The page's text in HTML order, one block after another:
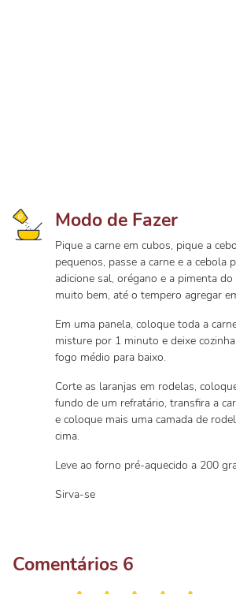
Modo de Fazer
Pique a carne em cubos, pique a
pequenos, passe a carne e a cebola
adicione sal, orégano e a pimenta
muito bem, até o tempero agregar
Em uma panela, coloque toda a
misture por 1 minuto e deixe
fogo médio para baixo.
Corte as laranjas em rodelas,
fundo de um refratário, transfira a
e coloque mais uma camada de
cima.
Leve ao forno pré-aquecido a 200
Sirva-se
Comentários 6